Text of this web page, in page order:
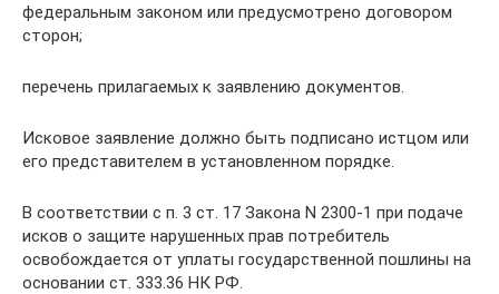
федеральным законом или предусмотрено договором
сторон;
перечень прилагаемых к заявлению документов.
Исковое заявление должно быть подписано истцом или
его представителем в установленном порядке.
В соответствии с п. 3 ст. 17 Закона N 2300-1 при подаче
исков о защите нарушенных прав потребитель
освобождается от уплаты государственной пошлины на
основании ст. 333.36 НК РФ.